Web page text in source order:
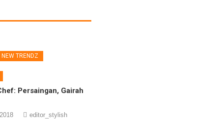
NEW TRENDZ
Persaingan, Gairah
editor_stylish